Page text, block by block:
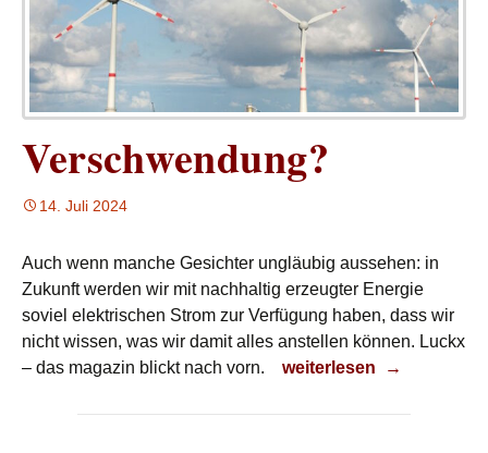
Verschwendung?
14. Juli 2024
Auch wenn manche Gesichter ungläubig aussehen: in
Zukunft werden wir mit nachhaltig erzeugter Energie
soviel elektrischen Strom zur Verfügung haben, dass wir
nicht wissen, was wir damit alles anstellen können. Luckx
– das magazin blickt nach vorn.
Verschwendung?
weiterlesen →